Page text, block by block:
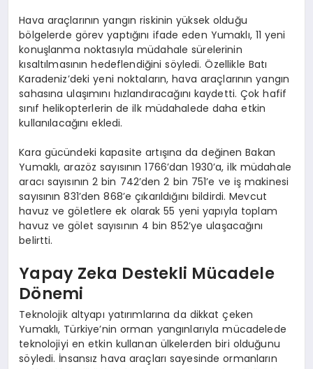
Hava araçlarının yangın riskinin yüksek olduğu
bölgelerde görev yaptığını ifade eden Yumaklı, 11 yeni
konuşlanma noktasıyla müdahale sürelerinin
kısaltılmasının hedeflendiğini söyledi. Özellikle Batı
Karadeniz’deki yeni noktaların, hava araçlarının yangın
sahasına ulaşımını hızlandıracağını kaydetti. Çok hafif
sınıf helikopterlerin de ilk müdahalede daha etkin
kullanılacağını ekledi.
Kara gücündeki kapasite artışına da değinen Bakan
Yumaklı, arazöz sayısının 1766’dan 1930’a, ilk müdahale
aracı sayısının 2 bin 742’den 2 bin 751’e ve iş makinesi
sayısının 831’den 868’e çıkarıldığını bildirdi. Mevcut
havuz ve göletlere ek olarak 55 yeni yapıyla toplam
havuz ve gölet sayısının 4 bin 852’ye ulaşacağını
belirtti.
Yapay Zeka Destekli Mücadele
Dönemi
Teknolojik altyapı yatırımlarına da dikkat çeken
Yumaklı, Türkiye’nin orman yangınlarıyla mücadelede
teknolojiyi en etkin kullanan ülkelerden biri olduğunu
söyledi. İnsansız hava araçları sayesinde ormanların